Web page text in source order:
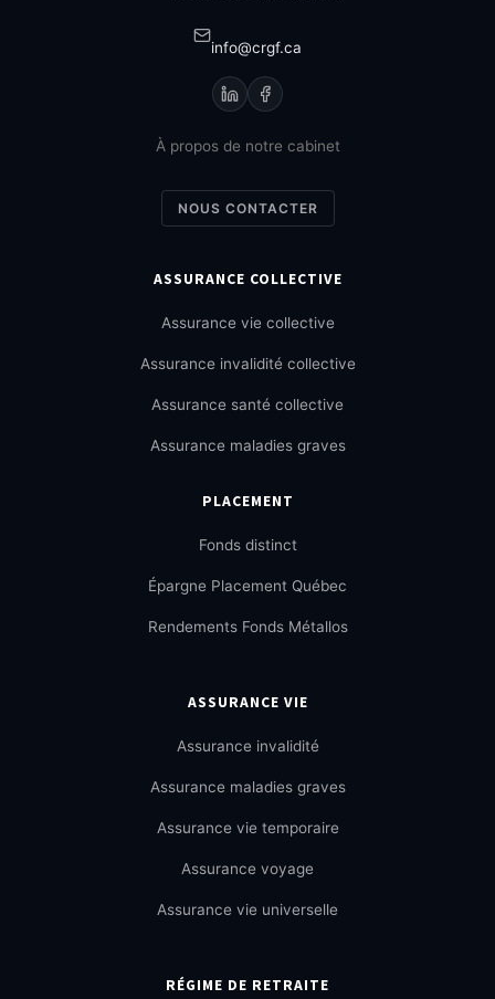
info@crgf.ca
À propos de notre cabinet
NOUS CONTACTER
ASSURANCE COLLECTIVE
Assurance vie collective
Assurance invalidité collective
Assurance santé collective
Assurance maladies graves
PLACEMENT
Fonds distinct
Épargne Placement Québec
Rendements Fonds Métallos
ASSURANCE VIE
Assurance invalidité
Assurance maladies graves
Assurance vie temporaire
Assurance voyage
Assurance vie universelle
RÉGIME DE RETRAITE